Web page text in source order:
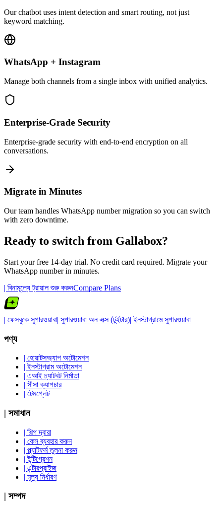
Our chatbot uses intent detection and smart routing, not just
keyword matching.
WhatsApp + Instagram
Manage both channels from a single inbox with unified analytics.
Enterprise-Grade Security
Enterprise-grade security with end-to-end encryption on all
conversations.
Migrate in Minutes
Our team handles WhatsApp number migration so you can switch
with zero downtime.
Ready to switch from Gallabox?
Start your free 14-day trial. No credit card required. Migrate your
WhatsApp number in minutes.
| বিনামূল্যে ট্রায়াল শুরু করুনCompare Plans
| ফেসবুকে সুপারওয়াবা| সুপারওয়াবা অন এক্স (টুইটার)| ইনস্টাগ্রামে সুপারওয়াবা
পণ্য
| হোয়াটসঅ্যাপ অটোমেশন
| ইনস্টাগ্রাম অটোমেশন
| এআই চ্যাটবট নির্মাতা
| সীসা ক্যাপচার
| টেমপ্লেট
| সমাধান
| শিল্প দ্বারা
| কেস ব্যবহার করুন
| প্ল্যাটফর্ম তুলনা করুন
| ইন্টিগ্রেশন
| এন্টারপ্রাইজ
| মূল্য নির্ধারণ
| সম্পদ